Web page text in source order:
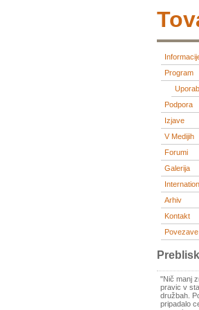
Program
Podpora
Izjave
V Medijih
Forumi
Galerija
Arhiv
Kontakt
Povezave
Preblisk
"Nič manj
pravic v
družbah.
pripadalo